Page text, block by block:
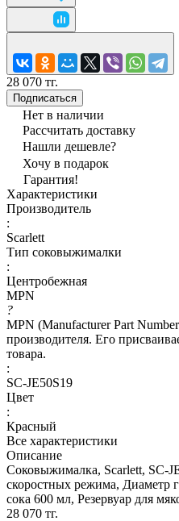
28 070 тг.
Подписаться
Нет в наличии
Рассчитать доставку
Нашли дешевле?
Хочу в подарок
Гарантия!
Характеристики
Производитель
:
Scarlett
Тип соковыжималки
:
Центробежная
MPN
?
MPN (Manufacturer Part
производителя. Его
товара.
:
SC-JE50S19
Цвет
:
Красный
Все характеристики
Описание
Соковыжималка, Scarlett, SC-
скоростных режима, Диаметр
сока 600 мл, Резервуар для
28 070 тг.